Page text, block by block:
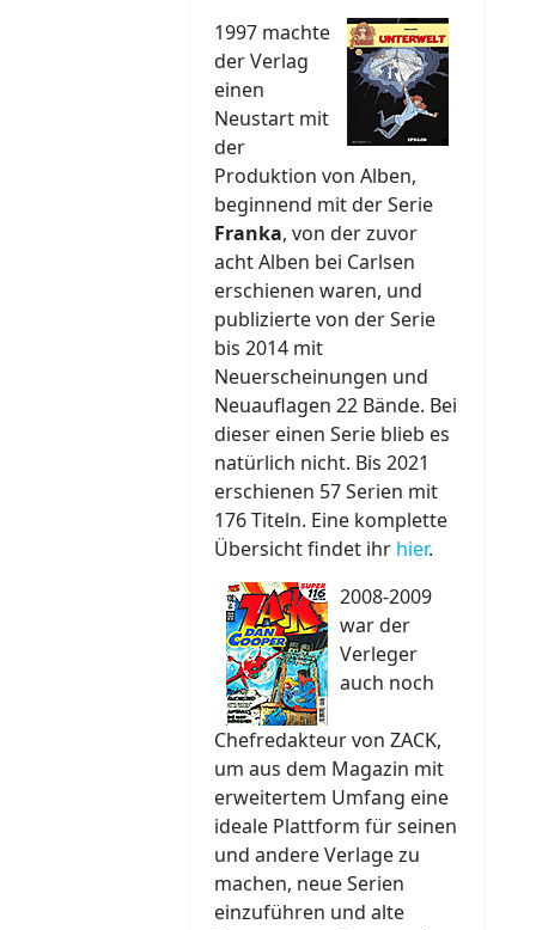
1997 machte
der Verlag
einen
Neustart mit
der
Produktion von Alben,
beginnend mit der Serie
Franka, von der zuvor
acht Alben bei Carlsen
erschienen waren, und
publizierte von der Serie
bis 2014 mit
Neuerscheinungen und
Neuauflagen 22 Bände. Bei
dieser einen Serie blieb es
natürlich nicht. Bis 2021
erschienen 57 Serien mit
176 Titeln. Eine komplette
Übersicht findet ihr hier.
2008-2009
war der
Verleger
auch noch
Chefredakteur von ZACK,
um aus dem Magazin mit
erweitertem Umfang eine
ideale Plattform für seinen
und andere Verlage zu
machen, neue Serien
einzuführen und alte